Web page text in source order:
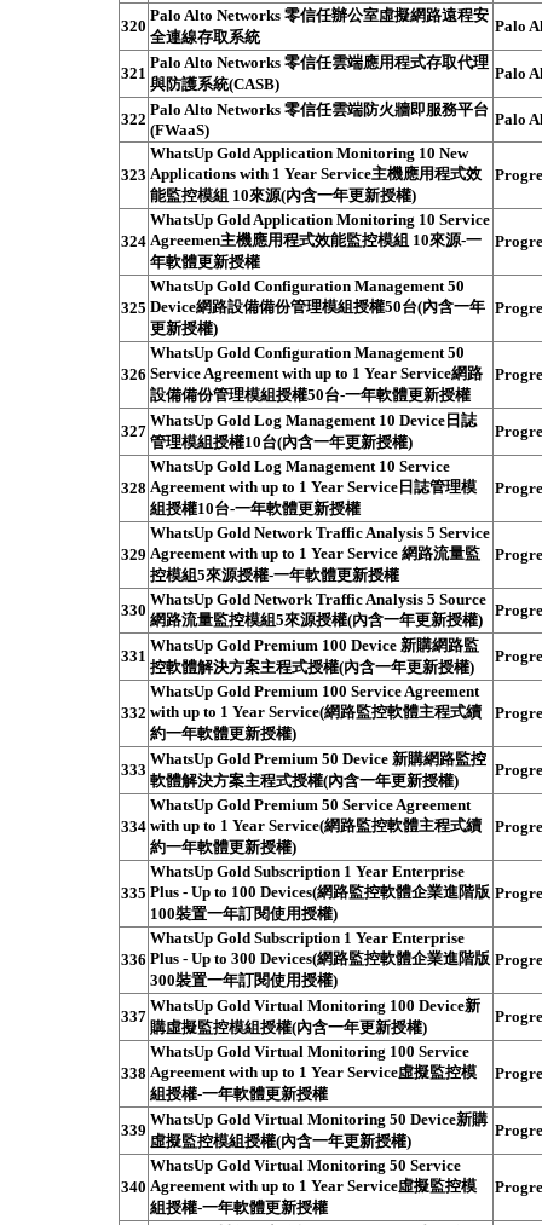
320
Palo Alto Networks 零信任辦公室虛擬網路遠程安
全連線存取系統
Palo
321
Palo Alto Networks 零信任雲端應用程式存取代理
與防護系統(CASB)
Palo
322
Palo Alto Networks 零信任雲端防火牆即服務平台
(FWaaS)
Palo
323
WhatsUp Gold Application Monitoring 10 New
Applications with 1 Year Service主機應用程式效
能監控模組 10來源(內含一年更新授權)
324
WhatsUp Gold Application Monitoring 10 Service
Agreemen主機應用程式效能監控模組 10來源-一
年軟體更新授權
325
WhatsUp Gold Configuration Management 50
Device網路設備備份管理模組授權50台(內含一年
更新授權)
326
WhatsUp Gold Configuration Management 50
Service Agreement with up to 1 Year Service網路
設備備份管理模組授權50台-一年軟體更新授權
327
WhatsUp Gold Log Management 10 Device日誌
管理模組授權10台(內含一年更新授權)
328
WhatsUp Gold Log Management 10 Service
Agreement with up to 1 Year Service日誌管理模
組授權10台-一年軟體更新授權
329
WhatsUp Gold Network Traffic Analysis 5 Service
Agreement with up to 1 Year Service 網路流量監
控模組5來源授權-一年軟體更新授權
330
WhatsUp Gold Network Traffic Analysis 5 Source
網路流量監控模組5來源授權(內含一年更新授權)
331
WhatsUp Gold Premium 100 Device 新購網路監
控軟體解決方案主程式授權(內含一年更新授權)
332
WhatsUp Gold Premium 100 Service Agreement
with up to 1 Year Service(網路監控軟體主程式續
約一年軟體更新授權)
333
WhatsUp Gold Premium 50 Device 新購網路監控
軟體解決方案主程式授權(內含一年更新授權)
334
WhatsUp Gold Premium 50 Service Agreement
with up to 1 Year Service(網路監控軟體主程式續
約一年軟體更新授權)
335
WhatsUp Gold Subscription 1 Year Enterprise
Plus - Up to 100 Devices(網路監控軟體企業進階版
100裝置一年訂閱使用授權)
336
WhatsUp Gold Subscription 1 Year Enterprise
Plus - Up to 300 Devices(網路監控軟體企業進階版
300裝置一年訂閱使用授權)
337
WhatsUp Gold Virtual Monitoring 100 Device新
購虛擬監控模組授權(內含一年更新授權)
338
WhatsUp Gold Virtual Monitoring 100 Service
Agreement with up to 1 Year Service虛擬監控模
組授權-一年軟體更新授權
339
WhatsUp Gold Virtual Monitoring 50 Device新購
虛擬監控模組授權(內含一年更新授權)
340
WhatsUp Gold Virtual Monitoring 50 Service
Agreement with up to 1 Year Service虛擬監控模
組授權-一年軟體更新授權